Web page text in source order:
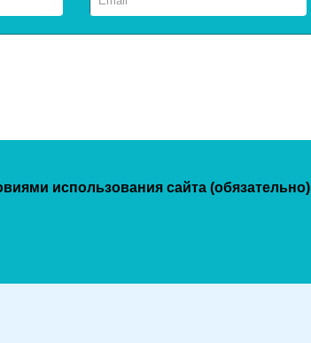
использования сайта (обязательно)